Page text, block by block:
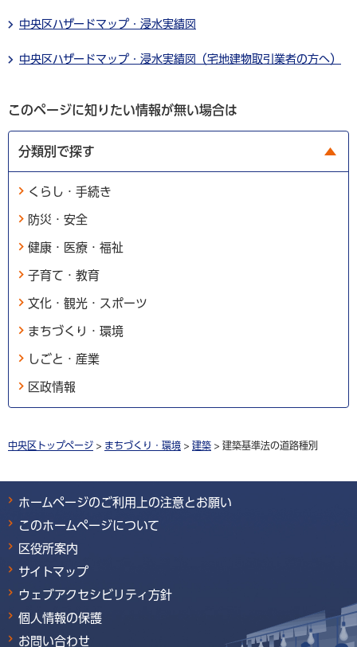
中央区ハザードマップ・浸水実績図
中央区ハザードマップ・浸水実績図（宅地建物取引業者の方へ）
このページに知りたい情報が無い場合は
分類別で探す
くらし・手続き
防災・安全
健康・医療・福祉
子育て・教育
文化・観光・スポーツ
まちづくり・環境
しごと・産業
区政情報
中央区トップページ > まちづくり・環境 > 建築 > 建築基準法の道路種別
ホームページのご利用上の注意とお願い
このホームページについて
区役所案内
サイトマップ
ウェブアクセシビリティ方針
個人情報の保護
お問い合わせ